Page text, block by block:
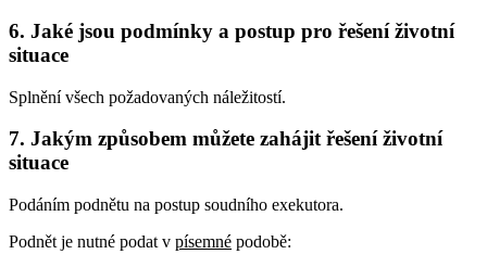
6. Jaké jsou podmínky a postup pro řešení životní
situace
Splnění všech požadovaných náležitostí.
7. Jakým způsobem můžete zahájit řešení životní
situace
Podáním podnětu na postup soudního exekutora.
Podnět je nutné podat v písemné podobě: